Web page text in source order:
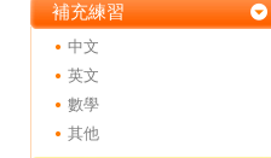
補充練習
中文
英文
數學
其他